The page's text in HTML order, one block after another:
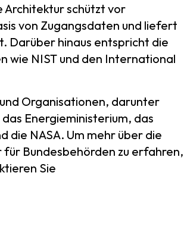
Architektur schützt vor
von Zugangsdaten und liefert
Darüber hinaus entspricht die
wie NIST und den International
Organisationen, darunter
Energieministerium, das
die NASA. Um mehr über die
Bundesbehörden zu erfahren,
Sie